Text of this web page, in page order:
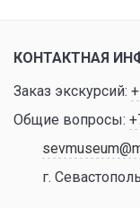
КОНТАКТНАЯ
Заказ экскурсий:
Общие вопросы:
г.